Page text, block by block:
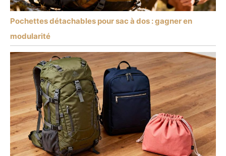
Pochettes détachables pour sac à dos : gagner en
modularité